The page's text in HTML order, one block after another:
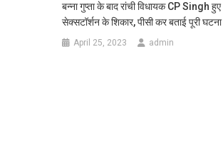
बन्ना गुप्ता के बाद रांची विधायक CP Singh हुए
सेक्सटॉर्शन के शिकार, पीसी कर बताई पूरी घटना
April 25, 2023 admin